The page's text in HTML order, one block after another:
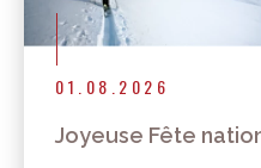
01.08.2026
Joyeuse Fête